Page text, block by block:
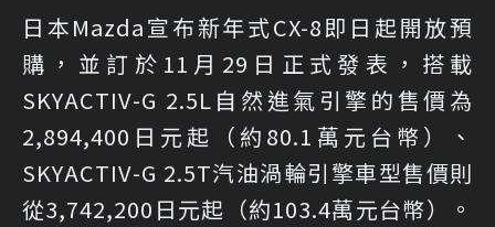
日本Mazda宣布新年式CX-8即日起開放預
購，並訂於11月29日正式發表，搭載
SKYACTIV-G 2.5L自然進氣引擎的售價為
2,894,400日元起（約80.1萬元台幣）、
SKYACTIV-G 2.5T汽油渦輪引擎車型售價則
從3,742,200日元起（約103.4萬元台幣）。